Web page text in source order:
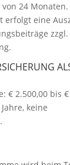
24 Monaten.
erfolgt eine
€ 2.500,00 bis €
keine